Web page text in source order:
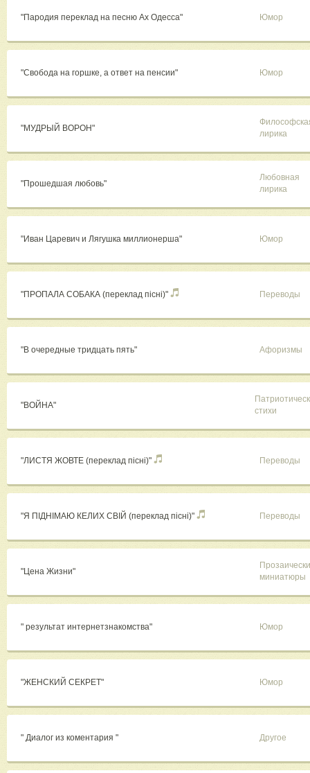
"Пародия переклад на песню Ах Одесса" Юмор
"Свобода на горшке, а ответ на пенсии" Юмор
"МУДРЫЙ ВОРОН"
лирика
"Прошедшая любовь"
Любовная
лирика
"Иван Царевич и Лягушка миллионерша" Юмор
"ПРОПАЛА СОБАКА (переклад пісні)" Переводы
"В очередные тридцать пять" Афоризмы
"ВОЙНА"
стихи
"ЛИСТЯ ЖОВТЕ (переклад пісні)" Переводы
"Я ПІДНІМАЮ КЕЛИХ СВІЙ (переклад пісні)" Переводы
"Цена Жизни"
миниатюры
" результат интернетзнакомства" Юмор
"ЖЕНСКИЙ СЕКРЕТ" Юмор
" Диалог из коментария " Другое